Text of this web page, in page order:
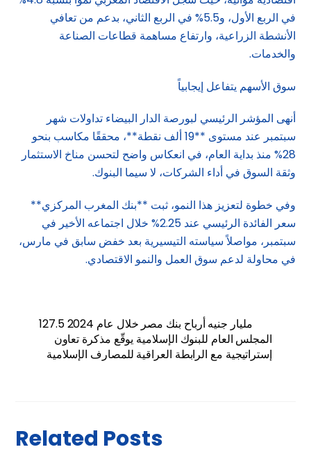
في الربع الأول، و5.5% في الربع الثاني، بدعم من تعافي
الأنشطة الزراعية، وارتفاع مساهمة قطاعات الصناعة
والخدمات.
سوق الأسهم يتفاعل إيجابياً
أنهى المؤشر الرئيسي لبورصة الدار البيضاء تداولات شهر
سبتمبر عند مستوى **19 ألف نقطة**، محققًا مكاسب بنحو
28% منذ بداية العام، في انعكاس واضح لتحسن مناخ الاستثمار
وثقة السوق في أداء الشركات، لا سيما البنوك.
وفي خطوة لتعزيز هذا النمو، ثبت **بنك المغرب المركزي**
سعر الفائدة الرئيسي عند 2.25% خلال اجتماعه الأخير في
سبتمبر، مواصلاً سياسته التيسيرية بعد خفض سابق في مارس،
في محاولة لدعم سوق العمل والنمو الاقتصادي.
127.5 مليار جنيه أرباح بنك مصر خلال عام 2024
المجلس العام للبنوك الإسلامية يوقّع مذكرة تعاون
إستراتيجية مع الرابطة العراقية للمصارف الإسلامية
Related Posts